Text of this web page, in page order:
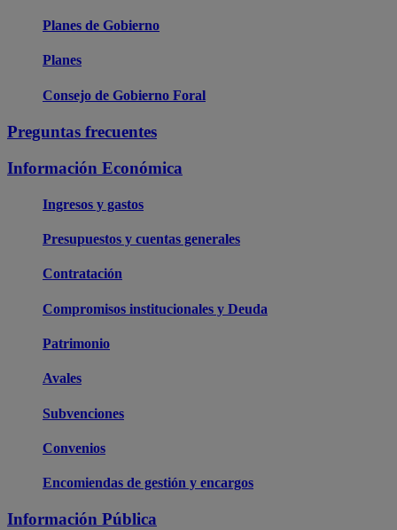
Planes de Gobierno
Planes
Consejo de Gobierno Foral
Preguntas frecuentes
Información Económica
Ingresos y gastos
Presupuestos y cuentas generales
Contratación
Compromisos institucionales y Deuda
Patrimonio
Avales
Subvenciones
Convenios
Encomiendas de gestión y encargos
Información Pública